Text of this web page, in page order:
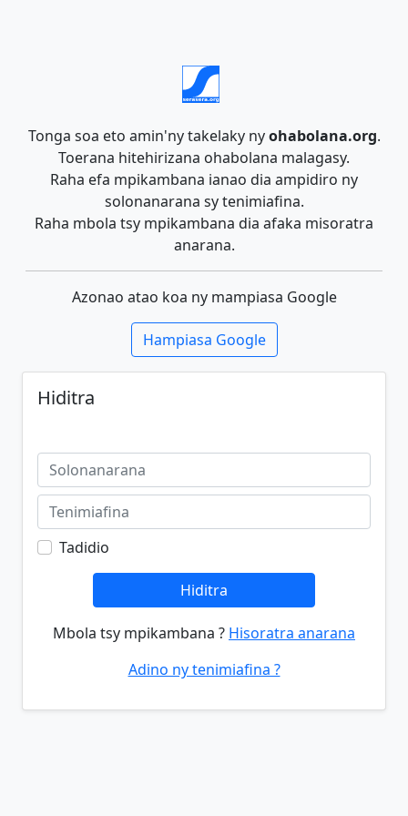
Tonga soa eto amin'ny takelaky nyohabolana.org.
Toerana hitehirizana ohabolana malagasy.
Raha efa mpikambana ianao dia ampidiro ny
solonanarana sy tenimiafina.
Raha mbola tsy mpikambana dia afaka misoratra
anarana.
Azonao atao koa ny mampiasa Google
Hampiasa Google
Hiditra
Tadidio
Hiditra
Mbola tsy mpikambana ? Hisoratra anarana
Adino ny tenimiafina ?